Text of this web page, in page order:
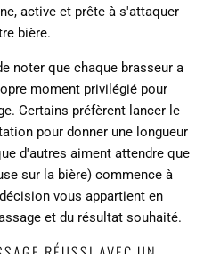
active et prête à s'attaquer
bière.
noter que chaque brasseur a
moment privilégié pour
Certains préfèrent lancer le
pour donner une longueur
d'autres aiment attendre que
sur la bière) commence à
vous appartient en
et du résultat souhaité.